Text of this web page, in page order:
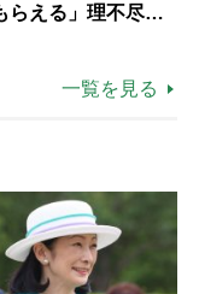
らえる」理不尽さ
一覧を見る